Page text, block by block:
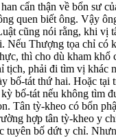
cẩn thận về bổn sư
quen biết ông. Vậy
cũng nói rằng, khi
Thượng tọa chỉ
thì cho dù kham
phải đi tìm vị
bố-tát thứ hai. Hoặc
bố-tát nếu không
Tân tỳ-kheo có bổn
hợp tân tỳ-kheo y
tuyên bố dứt y chỉ.